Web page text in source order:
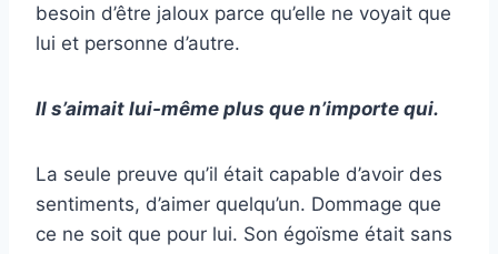
besoin d’être jaloux parce qu’elle ne voyait que
lui et personne d’autre.
Il s’aimait lui-même plus que n’importe qui.
La seule preuve qu’il était capable d’avoir des
sentiments, d’aimer quelqu’un. Dommage que
ce ne soit que pour lui. Son égoïsme était sans